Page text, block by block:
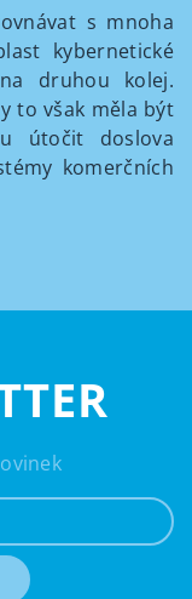
s mnoha
kybernetické
druhou kolej.
to však měla být
útočit doslova
komerčních